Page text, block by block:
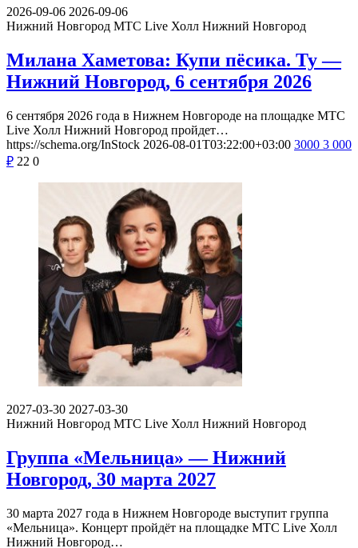
https://schema.org/InStock
₽ 6 0
2026-09-06
2026-09-06
Нижний Новгород МТС Live Холл Нижний Новгород
Милана Хаметова: Купи пёсика. Ту —
Нижний Новгород, 6 сентября 2026
6 сентября 2026 года в Нижнем Новгороде на площадке МТС
https://schema.org/InStock
₽ 22 0